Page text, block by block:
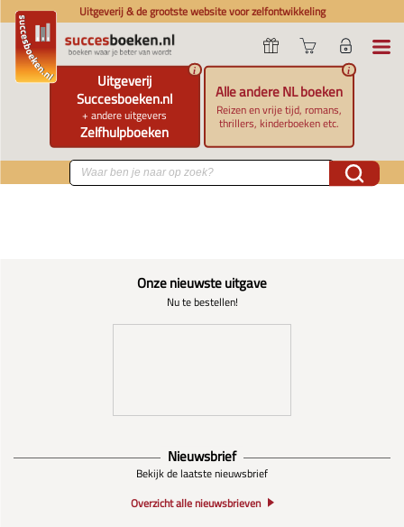
Uitgeverij & de grootste website voor zelfontwikkeling
Uitgeverij
Succesboeken.nl
+ andere uitgevers
Zelfhulpboeken
i
Alle andere NL boeken
Reizen en vrije tijd, romans,
thrillers, kinderboeken etc.
i
Onze nieuwste uitgave
Nu te bestellen!
Nieuwsbrief
Bekijk de laatste nieuwsbrief
Overzicht alle nieuwsbrieven